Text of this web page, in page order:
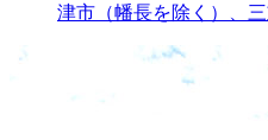
津市（幡長を除く）、